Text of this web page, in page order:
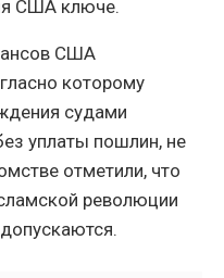
США ключе.
США
которому
судами
уплаты пошлин, не
отметили, что
революции